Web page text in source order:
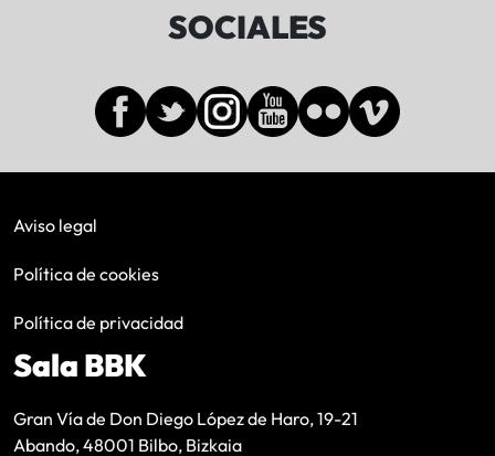
SOCIALES
Aviso legal
Política de cookies
Política de privacidad
Sala BBK
Gran Vía de Don Diego López de Haro, 19-21
Abando, 48001 Bilbo, Bizkaia